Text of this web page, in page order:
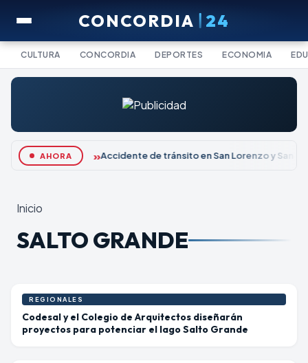
CONCORDIA 24
CULTURA CONCORDIA DEPORTES ECONOMIA
AHORA Accidente de tránsito en San Lorenzo y San
Inicio
SALTO GRANDE
REGIONALES
Codesal y el Colegio de Arquitectos diseñarán
proyectos para potenciar el lago Salto Grande